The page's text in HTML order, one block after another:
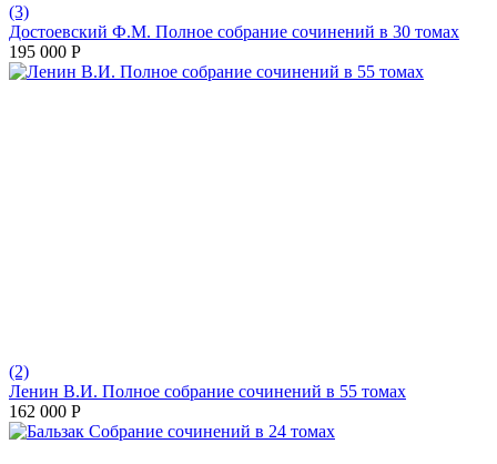
(3)
Достоевский Ф.М. Полное собрание сочинений в 30 томах
195 000 Р
(2)
Ленин В.И. Полное собрание сочинений в 55 томах
162 000 Р